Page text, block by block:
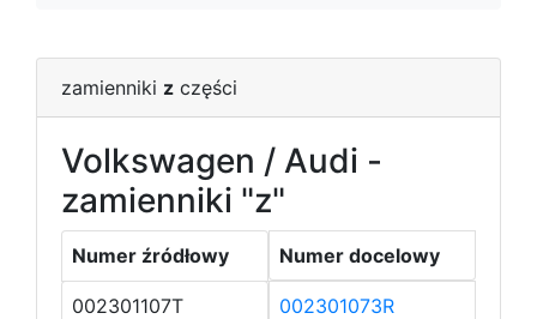
zamienniki z części
Volkswagen / Audi -
zamienniki "z"
Numer źródłowy Numer docelowy
002301107T 002301073R